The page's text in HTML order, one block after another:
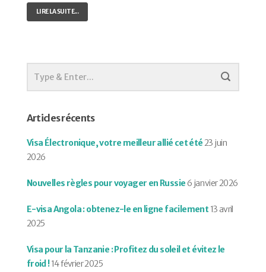
LIRE LA SUITE...
Articles récents
Visa Électronique, votre meilleur allié cet été23 juin
2026
Nouvelles règles pour voyager en Russie 6 janvier 2026
E-visa Angola : obtenez-le en ligne facilement 13 avril
2025
Visa pour la Tanzanie : Profitez du soleil et évitez le
froid !14 février 2025